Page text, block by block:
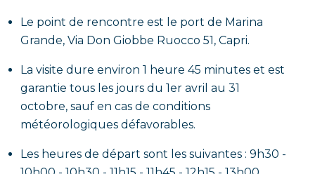
Le point de rencontre est le port de Marina
Grande, Via Don Giobbe Ruocco 51, Capri.
La visite dure environ 1 heure 45 minutes et est
garantie tous les jours du 1er avril au 31
octobre, sauf en cas de conditions
météorologiques défavorables.
Les heures de départ sont les suivantes : 9h30 -